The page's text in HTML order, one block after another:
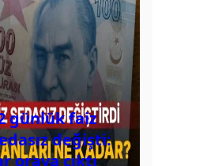
günlük faiz
değişti:
oraya çıktı